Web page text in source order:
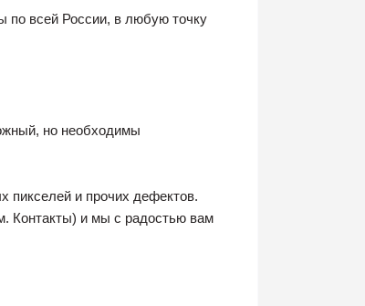
по всей России, в любую точку
но необходимы
пикселей и прочих дефектов.
Контакты) и мы с радостью вам